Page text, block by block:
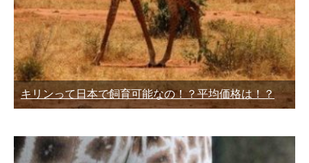
キリンって日本で飼育可能なの！？平均価格は！？